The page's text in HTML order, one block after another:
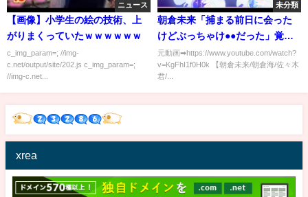
ニュース
【画像】小学生の絵の技術、上
がりまくっていたｗｗｗｗｗｗ
c_img_param=; //img-
c.net/output/site/202.js c_img_param=;
//img-c.net...
未分類
朝倉未来「捕まる前日に会った
けどぶっちゃけ●●だった」覚醒
剤使用で逮捕された田中聖につ
いて【切り抜き】
元動画➡https://www.youtube.com/watch?
v=KgFhI1f0H0k 【朝倉未来/朝倉海/佐々木
君/...
xrea